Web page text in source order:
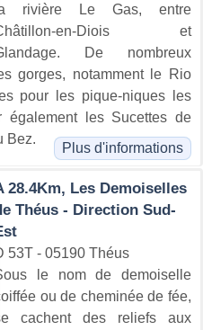
rivière Le Gas, entre
en-Diois et
De nombreux
gorges, notamment le Rio
pour les pique-niques les
également les Sucettes de
Bez.
Plus d'informations
28.4Km, Les Demoiselles
Théus - Direction Sud-
53T - 05190 Théus
le nom de demoiselle
ou de cheminée de fée,
cachent des reliefs aux